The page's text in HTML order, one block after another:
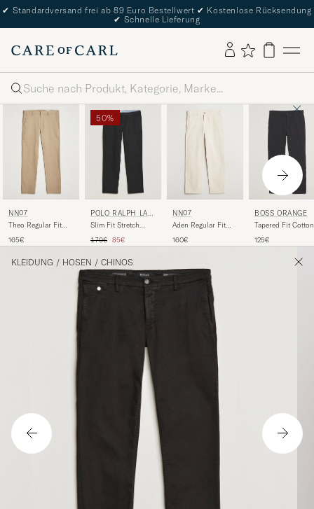
✔ Standardversand frei ab 89 Euro Bestellwert ✔ Kostenlose Rücksendung
✔ Schnelle Lieferung
Suche
NN07
Theo Regular Fit
Khaki
165€
50%
POLO RALPH LAU
REN
Slim Fit Stretch
Regulärer Preis
170€ Reduzierter Preis
85€
NN07
Aden Regular Fit
160€
BOSS ORANGE
Tapered Fit Cotton
125€
KLEIDUNG / HOSEN / CHINOS